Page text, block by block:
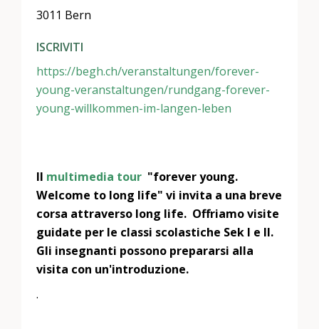
3011 Bern
ISCRIVITI
https://begh.ch/veranstaltungen/forever-
young-veranstaltungen/rundgang-forever-
young-willkommen-im-langen-leben
Il multimedia tour "forever young.
Welcome to long life" vi invita a una breve
corsa attraverso long life. Offriamo visite
guidate per le classi scolastiche Sek I e II.
Gli insegnanti possono prepararsi alla
visita con un'introduzione.
.